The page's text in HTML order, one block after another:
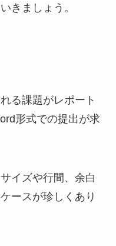
きましょう。
る課題がレポート
形式での提出が求
イズや行間、余白
ースが珍しくあり